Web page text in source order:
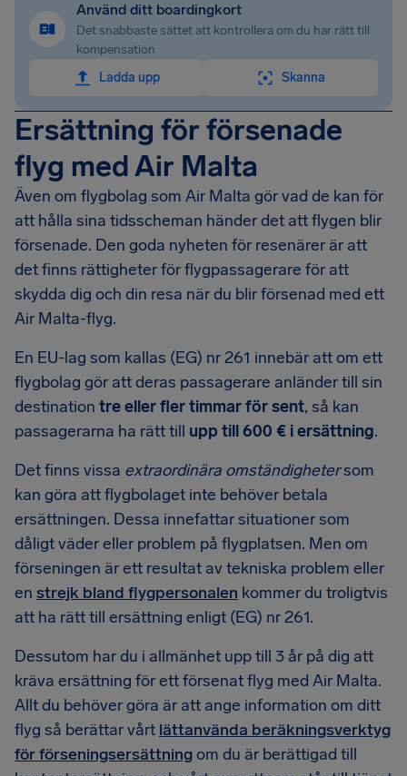
Använd ditt boardingkort
Det snabbaste sättet att kontrollera om du har rätt till
kompensation
Ladda upp
Skanna
Ersättning för försenade
flyg med Air Malta
Även om flygbolag som Air Malta gör vad de kan för
att hålla sina tidsscheman händer det att flygen blir
försenade. Den goda nyheten för resenärer är att
det finns rättigheter för flygpassagerare för att
skydda dig och din resa när du blir försenad med ett
Air Malta-flyg.
En EU-lag som kallas (EG) nr 261 innebär att om ett
flygbolag gör att deras passagerare anländer till sin
destination tre eller fler timmar för sent, så kan
passagerarna ha rätt till upp till 600 € i ersättning.
Det finns vissa extraordinära omständighetersom
kan göra att flygbolaget inte behöver betala
ersättningen. Dessa innefattar situationer som
dåligt väder eller problem på flygplatsen. Men om
förseningen är ett resultat av tekniska problem eller
en strejk bland flygpersonalen kommer du troligtvis
att ha rätt till ersättning enligt (EG) nr 261.
Dessutom har du i allmänhet upp till 3 år på dig att
kräva ersättning för ett försenat flyg med Air Malta.
Allt du behöver göra är att ange information om ditt
flyg så berättar vårt lättanvända beräkningsverktyg
för förseningsersättningom du är berättigad till